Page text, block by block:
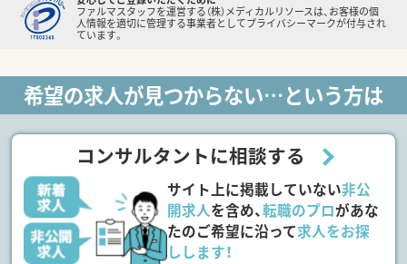
ファルマスタッフを運営する（株）メディカルリソースは、お客様の個
人情報を適切に管理する事業者としてプライバシーマークが付与され
ています。
希望の求人が見つからない…という方は
コンサルタントに相談する
サイト上に掲載していない非公
開求人を含め、転職のプロがあな
たのご希望に沿って求人をお探
しします！